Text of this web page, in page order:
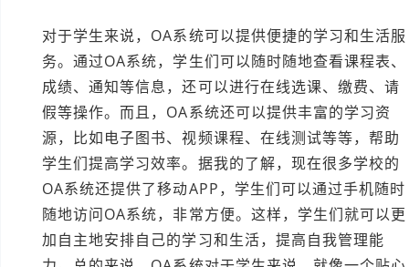
对于学生来说，OA系统可以提供便捷的学习和生活服
务。通过OA系统，学生们可以随时随地查看课程表、
成绩、通知等信息，还可以进行在线选课、缴费、请
假等操作。而且，OA系统还可以提供丰富的学习资
源，比如电子图书、视频课程、在线测试等等，帮助
学生们提高学习效率。据我的了解，现在很多学校的
OA系统还提供了移动APP，学生们可以通过手机随时
随地访问OA系统，非常方便。这样，学生们就可以更
加自主地安排自己的学习和生活，提高自我管理能